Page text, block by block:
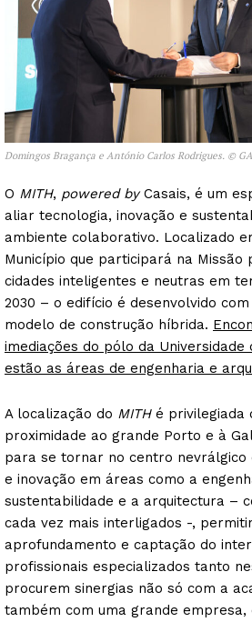
Domingos Bragança e António Carlos Rodrigues. ©
O MITH, powered byCasais, é um
aliar tecnologia, inovação e
ambiente colaborativo. Localizado
Município que participará na Missão
cidades inteligentes e neutras em
2030 – o edifício é desenvolvido
modelo de construção híbrida.
imediações do pólo da Universidade
estão as áreas de engenharia e
A localização do MITHé privilegiada
proximidade ao grande Porto e à
para se tornar no centro nevrálgico
e inovação em áreas como a
sustentabilidade e a arquitectura –
cada vez mais interligados -,
aprofundamento e captação do
profissionais especializados tanto
procurem sinergias não só com a
também com uma grande empresa,